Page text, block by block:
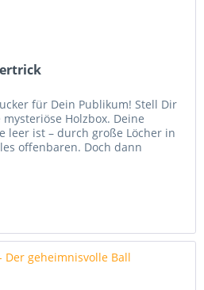
für Dein Publikum! Stell Dir
Holzbox. Deine
leer ist – durch große Löcher in
offenbaren. Doch dann